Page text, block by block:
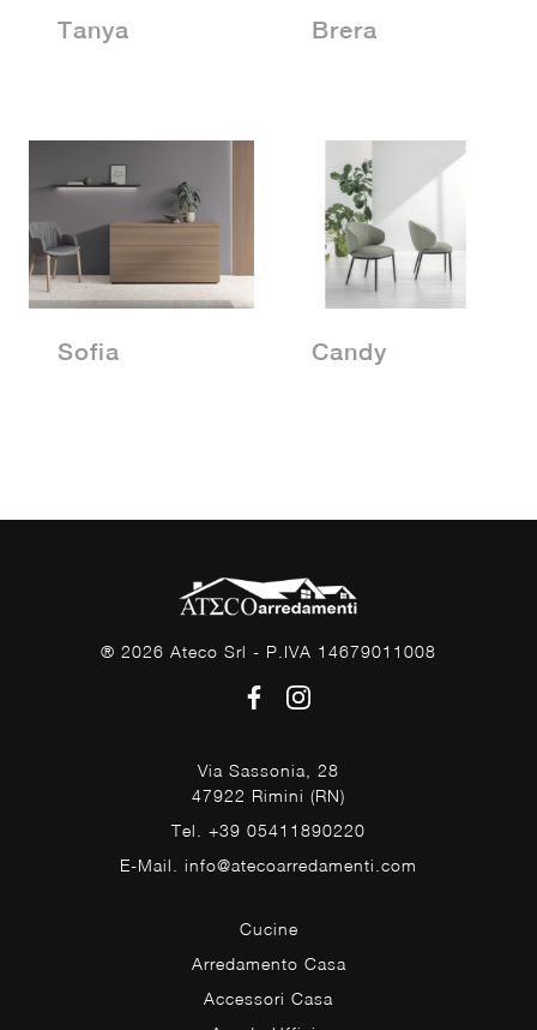
Tanya Brera
Sofia Candy
® 2026 Ateco Srl - P.IVA 14679011008
Via Sassonia, 28
47922 Rimini (RN)
Tel. +39 05411890220
E-Mail. info@atecoarredamenti.com
Cucine
Arredamento Casa
Accessori Casa